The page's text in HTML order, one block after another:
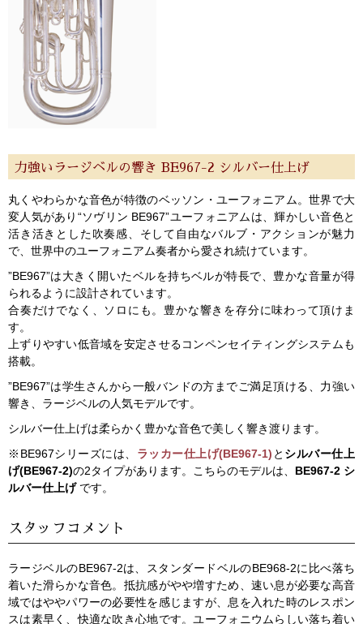
力強いラージベルの響き BE967-2 シルバー仕上げ
丸くやわらかな音色が特徴のベッソン・ユーフォニアム。世界で大
変人気があり“ソヴリン BE967”ユーフォニアムは、輝かしい音色と
活き活きとした吹奏感、そして自由なバルブ・アクションが魅力
で、世界中のユーフォニアム奏者から愛され続けています。
”BE967”は大きく開いたベルを持ちベルが特長で、豊かな音量が得
られるように設計されています。
合奏だけでなく、ソロにも。豊かな響きを存分に味わって頂けま
す。
上ずりやすい低音域を安定させるコンペンセイティングシステムも
搭載。
”BE967”は学生さんから一般バンドの方までご満足頂ける、力強い
響き、ラージベルの人気モデルです。
シルバー仕上げは柔らかく豊かな音色で美しく響き渡ります。
※BE967シリーズには、 ラッカー仕上げ(BE967-1) と シルバー仕上
げ(BE967-2)の2タイプがあります。こちらのモデルは、 BE967-2 シ
ルバー仕上げです。
スタッフコメント
ラージベルのBE967-2は、スタンダードベルのBE968-2に比べ落ち
着いた滑らかな音色。抵抗感がやや増すため、速い息が必要な高音
域ではややパワーの必要性を感じますが、息を入れた時のレスポン
スは素早く、快適な吹き心地です。ユーフォニウムらしい落ち着い